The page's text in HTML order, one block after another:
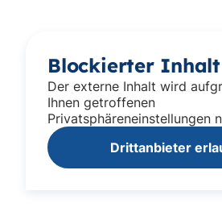
Blockierter Inhalt
Der externe Inhalt wird
Ihnen getroffenen
Privatsphäreneinstellungen
Drittanbieter